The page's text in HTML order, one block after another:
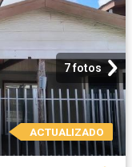
7 fotos
ACTUALIZADO